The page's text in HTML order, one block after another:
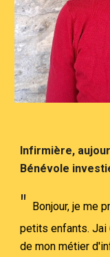
Infirmière,
Bénévole
" Bonjour, je me
petits enfants. Jai
de mon métier